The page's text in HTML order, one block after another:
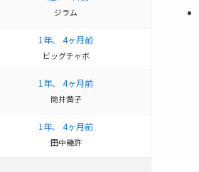
ジラム
1年、 4ヶ月前
ビッグチャボ
1年、 4ヶ月前
筒井黄子
1年、 4ヶ月前
田中幾許